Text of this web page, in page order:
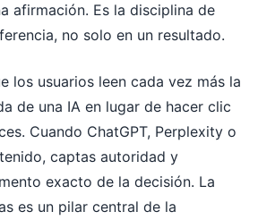
afirmación. Es la disciplina de
no solo en un resultado.
los usuarios leen cada vez más la
de una IA en lugar de hacer clic
Cuando ChatGPT, Perplexity o
captas autoridad y
exacto de la decisión. La
es un pilar central de la